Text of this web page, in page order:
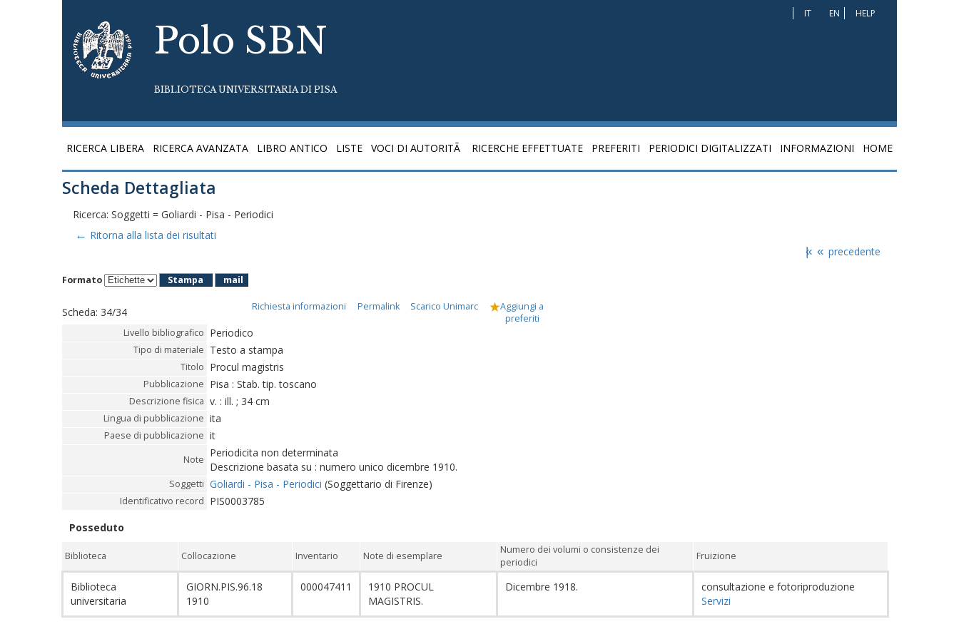
Polo SBN
BIBLIOTECA UNIVERSITARIA DI PISA
IT EN HELP
RICERCA LIBERA RICERCA AVANZATA LIBRO ANTICO LISTE VOCI DI AUTORITÃ RICERCHE EFFETTUATE PREFERITI PERIODICI DIGITALIZZATI INFORMAZIONI HOME
Scheda Dettagliata
Ricerca: Soggetti = Goliardi - Pisa - Periodici
← Ritorna alla lista dei risultati
|« « precedente
Formato Stampa mail
Scheda: 34/34 Richiesta informazioni Permalink Scarico Unimarc
Aggiungi a
preferiti
Livello bibliografico Periodico
Tipo di materiale Testo a stampa
Titolo Procul magistris
Pubblicazione Pisa : Stab. tip. toscano
Descrizione fisica v. : ill. ; 34 cm
Lingua di pubblicazione ita
Paese di pubblicazione it
Note
Periodicita non determinata
Descrizione basata su : numero unico dicembre 1910.
Soggetti Goliardi - Pisa - Periodici (Soggettario di Firenze)
Identificativo record PIS0003785
Posseduto
Biblioteca Collocazione Inventario Note di esemplare
Numero dei volumi o consistenze dei
periodici
Fruizione
Biblioteca
universitaria
GIORN.PIS.96.18
1910
000047411
1910 PROCUL
MAGISTRIS.
Dicembre 1918.
consultazione e fotoriproduzione
Servizi